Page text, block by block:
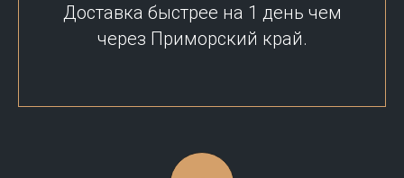
Доставка быстрее на 1 день чем
через Приморский край.